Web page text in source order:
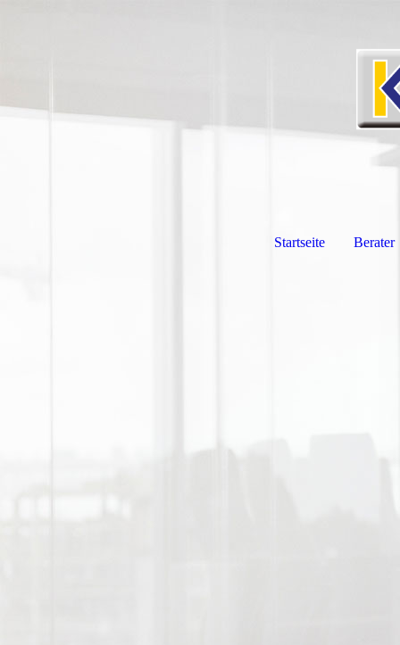
Startseite Berater